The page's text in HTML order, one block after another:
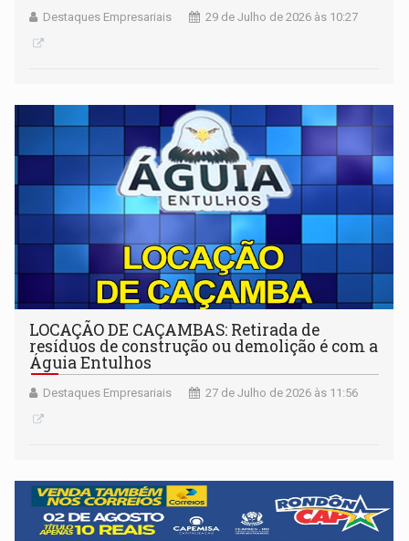
Destaques Empresariais 29 de Julho de 2026 às 10:27
LOCAÇÃO DE CAÇAMBAS: Retirada de
resíduos de construção ou demolição é com a
Águia Entulhos
Destaques Empresariais 27 de Julho de 2026 às 11:56